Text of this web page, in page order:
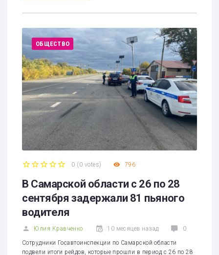
ОБЩЕСТВО
0 (0 votes) 796
В Самарской области с 26 по 28
сентября задержали 81 пьяного
водителя
Юлия Кравченко 10 месяцев назад 0
Сотрудники Госавтоинспекции по Самарской области
подвели итоги рейдов, которые прошли в период с 26 по 28